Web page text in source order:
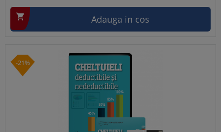
 Adauga in cos
-21%